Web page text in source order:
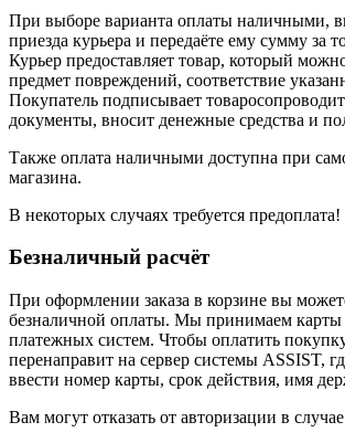
При выборе варианта оплаты наличными,
приезда курьера и передаёте ему сумму за
Курьер предоставляет товар, который
предмет повреждений, соответствие
Покупатель подписывает
документы, вносит денежные средства и
Также оплата наличными доступна при
магазина.
В некоторых случаях требуется предоплата!
Безналичный расчёт
При оформлении заказа в корзине вы
безналичной оплаты. Мы принимаем карты
платежных систем. Чтобы оплатить
перенаправит на сервер системы ASSIST,
ввести номер карты, срок действия, имя
Вам могут отказать от авторизации в